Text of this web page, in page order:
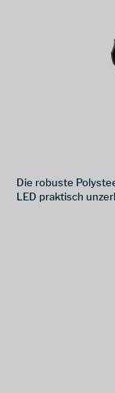
Die robuste
LED praktisch